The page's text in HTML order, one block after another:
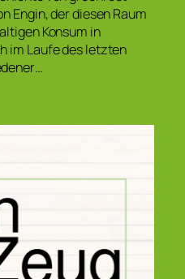
Engin, der diesen Raum
Konsum in
im Laufe des letzten